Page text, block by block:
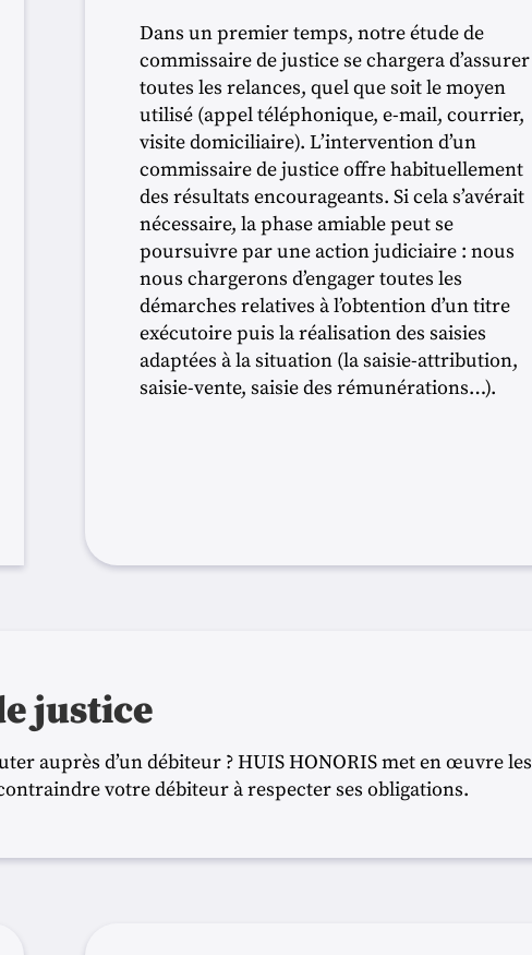
Dans un premier temps, notre étude de
commissaire de justice se chargera d’assurer
toutes les relances, quel que soit le moyen
utilisé (appel téléphonique, e-mail, courrier,
visite domiciliaire). L’intervention d’un
commissaire de justice offre habituellement
des résultats encourageants. Si cela s’avérait
nécessaire, la phase amiable peut se
poursuivre par une action judiciaire : nous
nous chargerons d’engager toutes les
démarches relatives à l’obtention d’un titre
exécutoire puis la réalisation des saisies
adaptées à la situation (la saisie-attribution,
saisie-vente, saisie des rémunérations…).
justice
auprès d’un débiteur ? HUIS HONORIS met en œuvre les
votre débiteur à respecter ses obligations.